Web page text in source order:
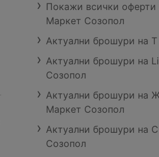
Покажи всички
Маркет Созопол
Актуални брошури на T
Актуални брошури на
Созопол
Актуални брошури на
Маркет Созопол
Актуални брошури на
Созопол